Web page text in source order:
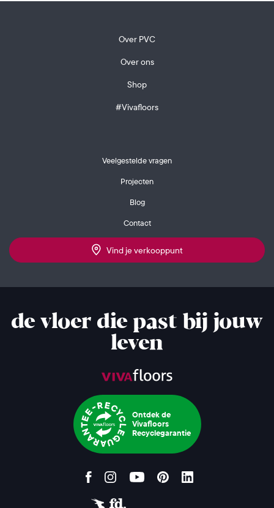
Over PVC
Over ons
Shop
#Vivafloors
Veelgestelde vragen
Projecten
Blog
Contact
Vind je verkooppunt
de vloer die past bij jouw
leven
Ontdek de
Vivafloors
Recyclegarantie